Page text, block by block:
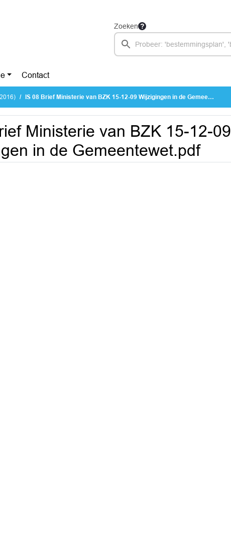
Zoeken
Contact
IS 08 Brief Ministerie van BZK 15-12-09 Wijzigingen in de Gemeentewet.pdf
Ministerie van BZK 15-12-09
in de Gemeentewet.pdf